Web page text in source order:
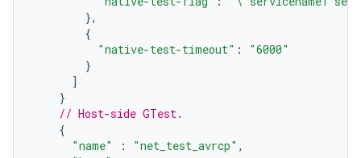
},
{
"native-test-timeout" :
"6000"
}
]
}
// Host-side GTest.
{
"name"
: "net_test_avrcp" ,